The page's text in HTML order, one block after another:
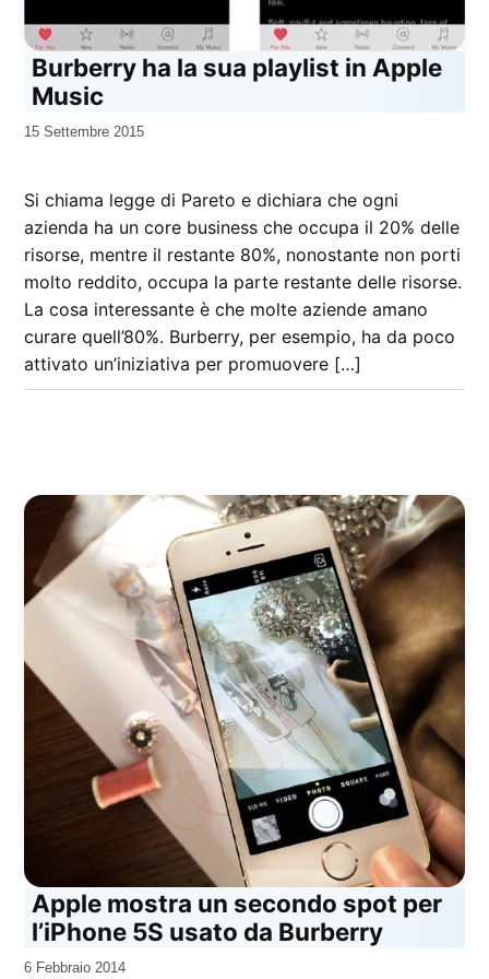
Burberry ha la sua playlist in Apple
Music
da
15 Settembre 2015
Si chiama legge di Pareto e dichiara che ogni
azienda ha un core business che occupa il 20% delle
risorse, mentre il restante 80%, nonostante non porti
molto reddito, occupa la parte restante delle risorse.
La cosa interessante è che molte aziende amano
curare quell’80%. Burberry, per esempio, ha da poco
attivato un’iniziativa per promuovere […]
Apple mostra un secondo spot per
l’iPhone 5S usato da Burberry
da
6 Febbraio 2014